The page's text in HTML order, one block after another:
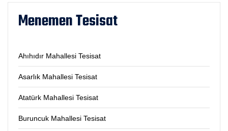
Menemen Tesisat
Ahıhıdır Mahallesi Tesisat
Asarlık Mahallesi Tesisat
Atatürk Mahallesi Tesisat
Buruncuk Mahallesi Tesisat